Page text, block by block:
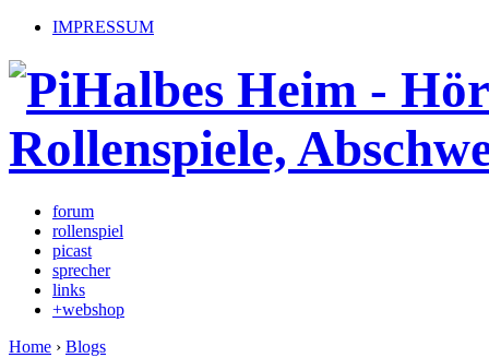
IMPRESSUM
forum
rollenspiel
picast
sprecher
links
+webshop
Home › Blogs